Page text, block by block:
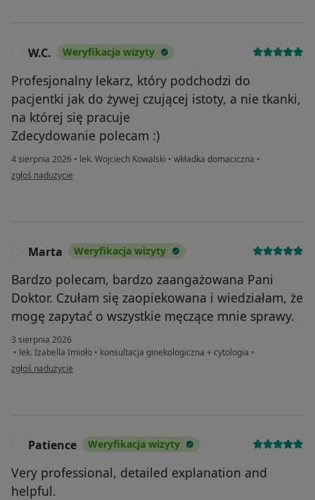
W.C. Weryfikacja wizyty
Profesjonalny lekarz, który podchodzi do
pacjentki jak do żywej czującej istoty, a nie tkanki,
na której się pracuje
Zdecydowanie polecam :)
4 sierpnia 2026 • lek. Wojciech Kowalski • wkładka domaciczna •
w opinii użytkownika W.C.
zgłoś nadużycie
Marta Weryfikacja wizyty
Bardzo polecam, bardzo zaangażowana Pani
Doktor. Czułam się zaopiekowana i wiedziałam, że
mogę zapytać o wszystkie męczące mnie sprawy.
3 sierpnia 2026
• lek. Izabella Imioło • konsultacja ginekologiczna + cytologia •
w opinii użytkownika Marta
zgłoś nadużycie
Patience Weryfikacja wizyty
Very professional, detailed explanation and
helpful.